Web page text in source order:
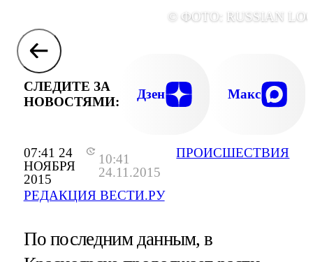
07:41 24
НОЯБРЯ
2015
10:41
24.11.2015
РЕДАКЦИЯ ВЕСТИ.РУ
ПРОИСШЕСТВИЯ
© ФОТО: RUSSIAN
СЛЕДИТЕ ЗА
НОВОСТЯМИ:
Дзен Макс
По последним данным, в